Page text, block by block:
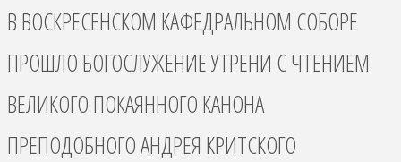
В ВОСКРЕСЕНСКОМ КАФЕДРАЛЬНОМ СОБОРЕ
ПРОШЛО БОГОСЛУЖЕНИЕ УТРЕНИ С ЧТЕНИЕМ
ВЕЛИКОГО ПОКАЯННОГО КАНОНА
ПРЕПОДОБНОГО АНДРЕЯ КРИТСКОГО